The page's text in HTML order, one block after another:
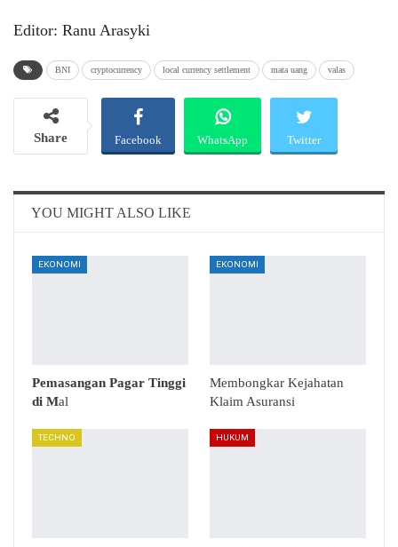
Editor: Ranu Arasyki
BNI cryptocurrency local currency settlement mata uang valas
Share Facebook WhatsApp Twitter
YOU MIGHT ALSO LIKE
EKONOMI
Pemasangan Pagar Tinggi
di Mal
EKONOMI
Membongkar Kejahatan
Klaim Asuransi
TECHNO HUKUM